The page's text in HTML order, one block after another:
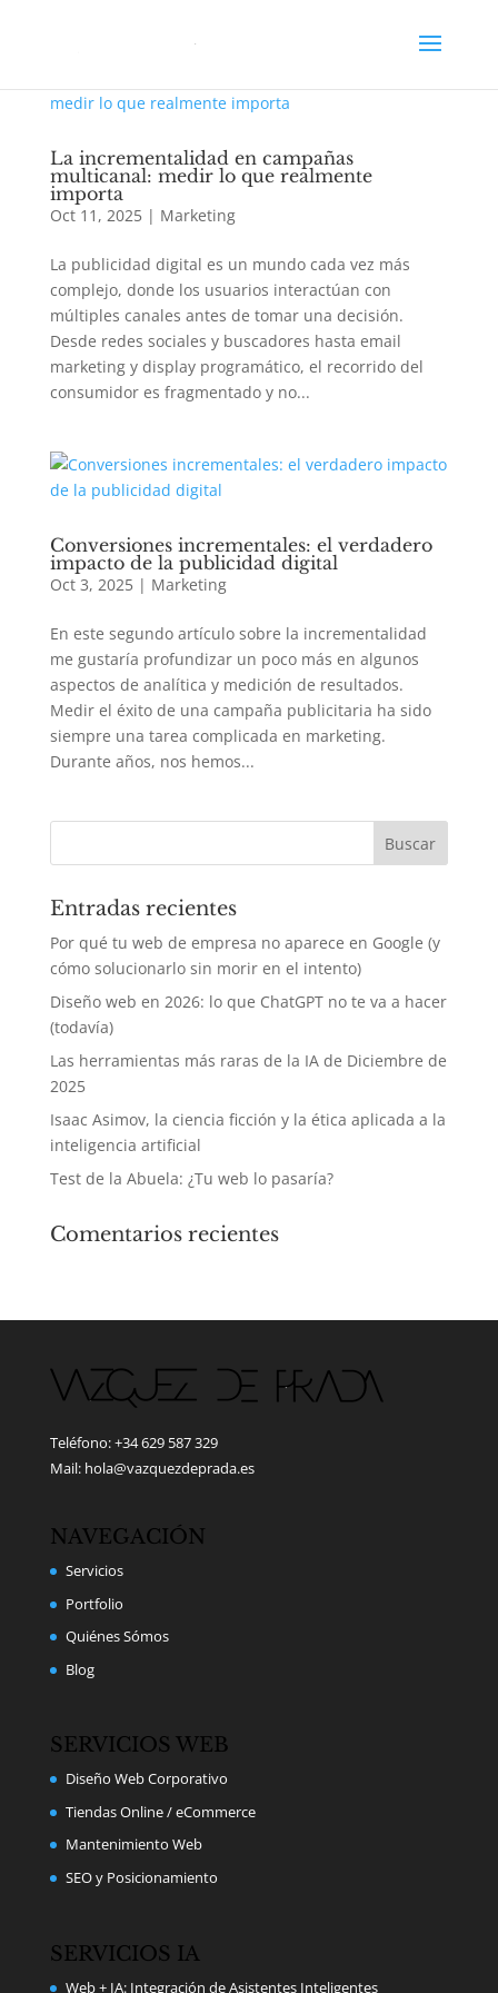
La incrementalidad en campañas
multicanal: medir lo que realmente
importa
Oct 11, 2025| Marketing
La publicidad digital es un mundo cada vez más
complejo, donde los usuarios interactúan con
múltiples canales antes de tomar una decisión.
Desde redes sociales y buscadores hasta email
marketing y display programático, el recorrido del
consumidor es fragmentado y no...
Conversiones incrementales: el verdadero
impacto de la publicidad digital
Oct 3, 2025| Marketing
En este segundo artículo sobre la incrementalidad
me gustaría profundizar un poco más en algunos
aspectos de analítica y medición de resultados.
Medir el éxito de una campaña publicitaria ha sido
siempre una tarea complicada en marketing.
Durante años, nos hemos...
Entradas recientes
Por qué tu web de empresa no aparece en Google (y
cómo solucionarlo sin morir en el intento)
Diseño web en 2026: lo que ChatGPT no te va a hacer
(todavía)
Las herramientas más raras de la IA de Diciembre de
2025
Isaac Asimov, la ciencia ficción y la ética aplicada a la
inteligencia artificial
Test de la Abuela: ¿Tu web lo pasaría?
Comentarios recientes
Teléfono: +34 629 587 329
Mail: hola@vazquezdeprada.es
NAVEGACIÓN
Servicios
Portfolio
Quiénes Sómos
Blog
SERVICIOS WEB
Diseño Web Corporativo
Tiendas Online / eCommerce
Mantenimiento Web
SEO y Posicionamiento
SERVICIOS IA
Web + IA: Integración de Asistentes Inteligentes